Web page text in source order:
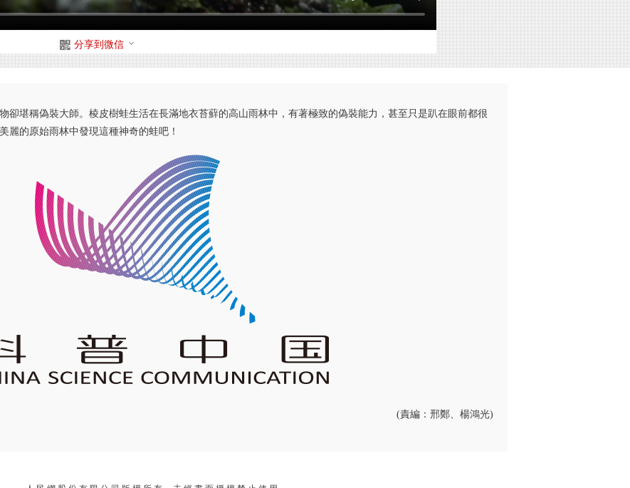
分享到微信
卻堪稱偽裝大師。棱皮樹蛙生活在長滿地衣苔蘚的高山雨林中，有著極致的偽裝能力，甚至只是趴在眼前都很
麗的原始雨林中發現這種神奇的蛙吧！
(責編：邢鄭、楊鴻光)